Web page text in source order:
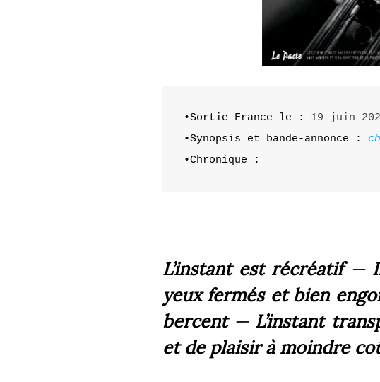
•Sortie France le :
•Synopsis et bande-annonce :
•Chronique :
L’instant est récréatif—Il
yeux fermés et bien
bercent —L’instant
et de plaisir à moindre